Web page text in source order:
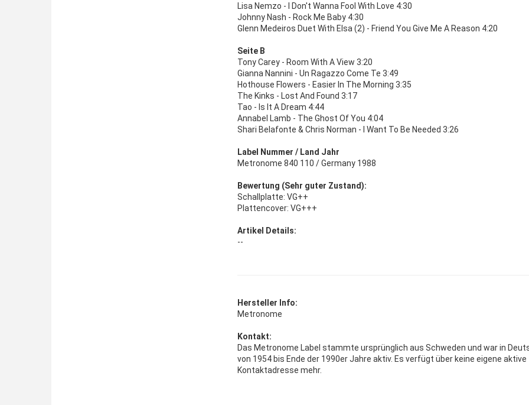
Lisa Nemzo - I Don't Wanna Fool With Love 4:30
Johnny Nash - Rock Me Baby 4:30
Glenn Medeiros Duet With Elsa (2) - Friend You Give Me A Reason 4:20
Seite B
Tony Carey - Room With A View 3:20
Gianna Nannini - Un Ragazzo Come Te 3:49
Hothouse Flowers - Easier In The Morning 3:35
The Kinks - Lost And Found 3:17
Tao - Is It A Dream 4:44
Annabel Lamb - The Ghost Of You 4:04
Shari Belafonte & Chris Norman - I Want To Be Needed 3:26
Label Nummer / Land Jahr
Metronome 840 110 / Germany 1988
Bewertung (Sehr guter Zustand):
Schallplatte: VG++
Plattencover: VG+++
Artikel Details:
--
Hersteller Info:
Metronome
Kontakt:
Das Metronome Label stammte ursprünglich aus Schweden und war in
von 1954 bis Ende der 1990er Jahre aktiv. Es verfügt über keine eigene aktive
Kontaktadresse mehr.